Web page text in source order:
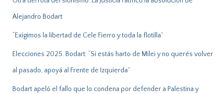
Alejandro Bodart
“Exigimos la libertad de Cele Fierro y toda la flotilla”
Elecciones 2025. Bodart: “Si estás harto de Milei y no querés volver
al pasado, apoyá al Frente de Izquierda”
Bodart apeló el fallo que lo condena por defender a Palestina y